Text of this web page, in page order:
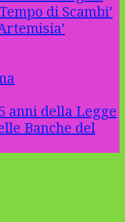
di Scambi’
anni della Legge
Banche del